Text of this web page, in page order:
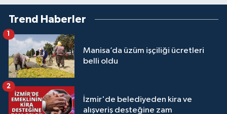
Trend Haberler
Manisa’da üzüm işçiliği ücretleri
belli oldu
1
İzmir'de belediyeden kira ve
alışveriş desteğine zam
2